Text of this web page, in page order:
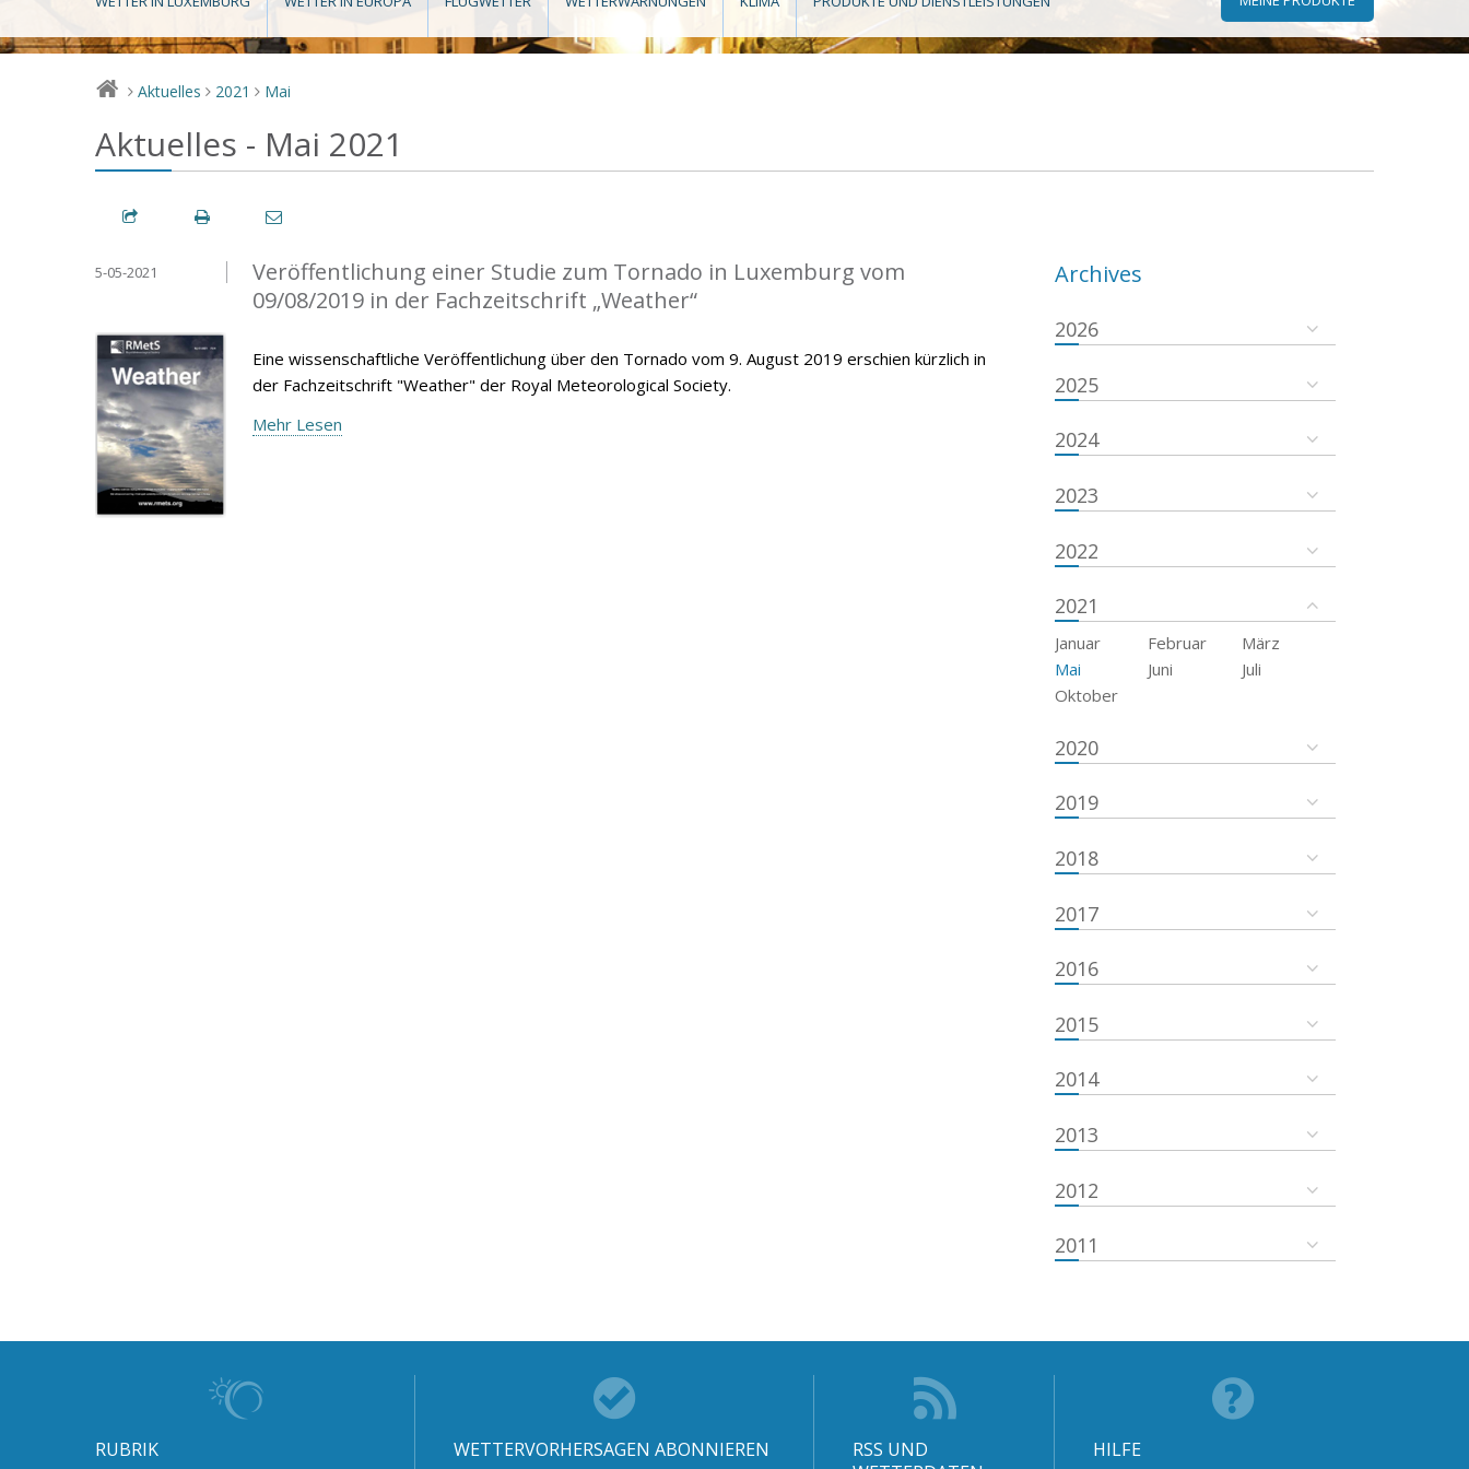
> Aktuelles > 2021 > Mai
Aktuelles - Mai 2021
Veröffentlichung einer Studie zum Tornado in Luxemburg vom
09/08/2019 in der Fachzeitschrift „Weather“
5-05-2021
Eine wissenschaftliche Veröffentlichung über den Tornado vom 9. August 2019 erschien kürzlich in
der Fachzeitschrift "Weather" der Royal Meteorological Society.
Mehr Lesen
Archives
2026
2025
2024
2023
2022
2021
Januar Februar
März
Mai
Juni
Juli
Oktober
2020
2019
2018
2017
2016
2015
2014
2013
2012
2011
RUBRIK WETTERVORHERSAGEN ABONNIEREN
RSS UND
HILFE